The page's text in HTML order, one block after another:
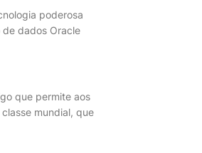
poderosa
dados Oracle
que permite aos
mundial, que